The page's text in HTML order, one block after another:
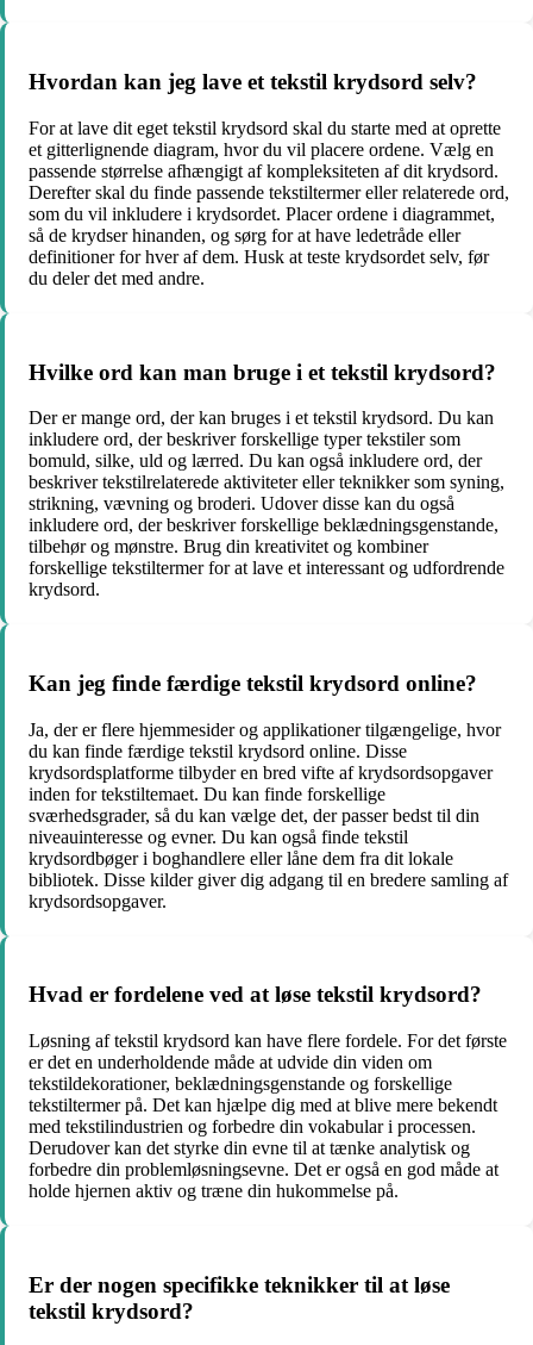
Hvordan kan jeg lave et tekstil krydsord selv?
For at lave dit eget tekstil krydsord skal du starte med at oprette
et gitterlignende diagram, hvor du vil placere ordene. Vælg en
passende størrelse afhængigt af kompleksiteten af dit krydsord.
Derefter skal du finde passende tekstiltermer eller relaterede ord,
som du vil inkludere i krydsordet. Placer ordene i diagrammet,
så de krydser hinanden, og sørg for at have ledetråde eller
definitioner for hver af dem. Husk at teste krydsordet selv, før
du deler det med andre.
Hvilke ord kan man bruge i et tekstil krydsord?
Der er mange ord, der kan bruges i et tekstil krydsord. Du kan
inkludere ord, der beskriver forskellige typer tekstiler som
bomuld, silke, uld og lærred. Du kan også inkludere ord, der
beskriver tekstilrelaterede aktiviteter eller teknikker som syning,
strikning, vævning og broderi. Udover disse kan du også
inkludere ord, der beskriver forskellige beklædningsgenstande,
tilbehør og mønstre. Brug din kreativitet og kombiner
forskellige tekstiltermer for at lave et interessant og udfordrende
krydsord.
Kan jeg finde færdige tekstil krydsord online?
Ja, der er flere hjemmesider og applikationer tilgængelige, hvor
du kan finde færdige tekstil krydsord online. Disse
krydsordsplatforme tilbyder en bred vifte af krydsordsopgaver
inden for tekstiltemaet. Du kan finde forskellige
sværhedsgrader, så du kan vælge det, der passer bedst til din
niveauinteresse og evner. Du kan også finde tekstil
krydsordbøger i boghandlere eller låne dem fra dit lokale
bibliotek. Disse kilder giver dig adgang til en bredere samling af
krydsordsopgaver.
Hvad er fordelene ved at løse tekstil krydsord?
Løsning af tekstil krydsord kan have flere fordele. For det første
er det en underholdende måde at udvide din viden om
tekstildekorationer, beklædningsgenstande og forskellige
tekstiltermer på. Det kan hjælpe dig med at blive mere bekendt
med tekstilindustrien og forbedre din vokabular i processen.
Derudover kan det styrke din evne til at tænke analytisk og
forbedre din problemløsningsevne. Det er også en god måde at
holde hjernen aktiv og træne din hukommelse på.
Er der nogen specifikke teknikker til at løse
tekstil krydsord?